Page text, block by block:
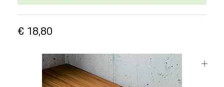
Porsche finder
Mijn account
Klantenservice
€ 18,80